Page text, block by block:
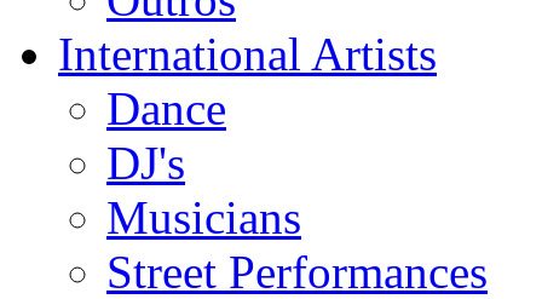
International Artists
Dance
DJ's
Musicians
Street Performances